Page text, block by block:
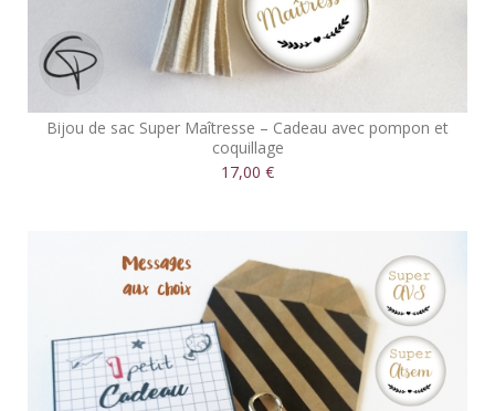
Bijou de sac Super Maîtresse – Cadeau avec pompon et
coquillage
17,00 €